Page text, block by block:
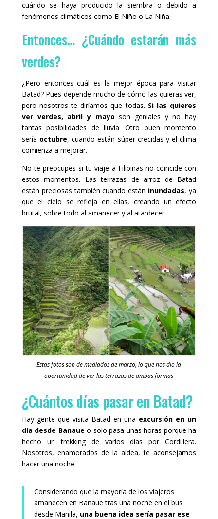
cuándo se haya producido la siembra o debido a
fenómenos climáticos como El Niño o La Niña.
Entonces… ¿Cuándo estarán más
verdes?
¿Pero entonces cuál es la mejor época para visitar
Batad? Pues depende mucho de cómo las quieras ver,
pero nosotros te diríamos que todas. Si las quieres
ver verdes, abril y mayo son geniales y no hay
tantas posibilidades de lluvia. Otro buen momento
sería octubre, cuando están súper crecidas y el clima
comienza a mejorar.
No te preocupes si tu viaje a Filipinas no coincide con
estos momentos. Las terrazas de arroz de Batad
están preciosas también cuando están inundadas, ya
que el cielo se refleja en ellas, creando un efecto
brutal, sobre todo al amanecer y al atardecer.
Estas fotos son de mediados de marzo, lo que nos dio la
oportunidad de ver las terrazas de ambas formas
¿Cuántos días pasar en Batad?
Hay gente que visita Batad en una excursión en un
día desde Banaue o solo pasa unas horas porque ha
hecho un trekking de varios días por Cordillera.
Nosotros, enamorados de la aldea, te aconsejamos
hacer una noche.
Considerando que la mayoría de los viajeros
amanecen en Banaue tras una noche en el bus
desde Manila, una buena idea sería pasar ese